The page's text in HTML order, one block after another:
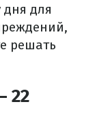
для
решать
22